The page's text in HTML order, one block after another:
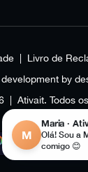
Livro de
by
| Ativait. Todos
M
Maria ·
Olá! Sou a
comigo 😊